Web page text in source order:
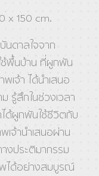
x 150 cm.
นดาลใจจาก
ช้พื้นบ้าน ที่ผูกพัน
เจ้า ได้นําเสนอ
รู้สึกในช่วงเวลา
ได้ผูกพันใช้ชีวิตกับ
เจ้านําเสนอผ่าน
งประติมากรรม
พได้อย่างสมบูรณ์